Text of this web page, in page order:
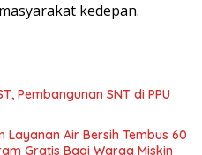
kedepan.
Pembangunan SNT di PPU
Layanan Air Bersih Tembus 60
Gratis Bagi Warga Miskin